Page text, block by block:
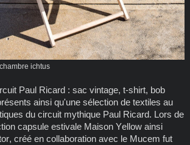
ichtus
Paul Ricard : sac vintage, t-shirt, bob
ainsi qu'une sélection de textiles au
du circuit mythique Paul Ricard. Lors de
capsule estivale Maison Yellow ainsi
créé en collaboration avec le Mucem fut